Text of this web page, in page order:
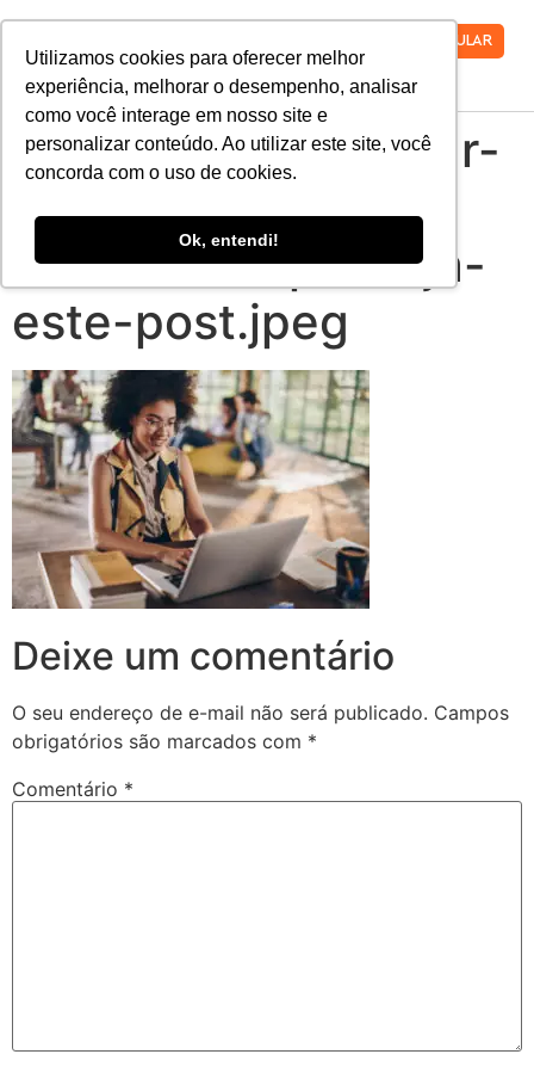
Utilizamos cookies para oferecer melhor
experiência, melhorar o desempenho, analisar
como você interage em nosso site e
personalizar conteúdo. Ao utilizar este site, você
concorda com o uso de cookies.
Ok, entendi!
VESTIBULAR
e-possivel-trabalhar-
e-estudar-ao-
mesmo-tempo-veja-
este-post.jpeg
Deixe um comentário
O seu endereço de e-mail não será publicado. Campos
obrigatórios são marcados com *
Comentário *